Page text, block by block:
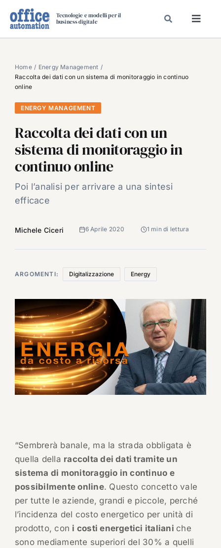
Tecnologie e modelli per il
business digitale
SPECIAL PAPER
TAVOLE ROTONDE DI REDAZIONE
DAL MERCATO
VIDEO
EVENTI
CHI SIAMO
Home
Energy Management
Raccolta dei dati con un sistema di monitoraggio in continuo
online
ENERGY MANAGEMENT
Raccolta dei dati con un
sistema di monitoraggio in
continuo online
Poi l’analisi per arrivare a una sintesi
efficace
Michele Ciceri 6 Aprile 2020 1 min di lettura
ARGOMENTI: Digitalizzazione Energy
“Sembrerà banale, ma la strada obbligata è
quella della raccolta dei dati tramite un
sistema di monitoraggio in continuo e
possibilmente online. Questo concetto vale
per tutte le aziende, grandi e piccole, perché
l’incidenza del costo energetico per unità di
prodotto, con i costi energetici italiani che
sono mediamente superiori del 30% a quelli